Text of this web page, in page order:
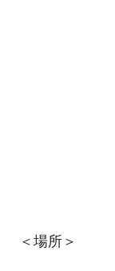
＜場所＞